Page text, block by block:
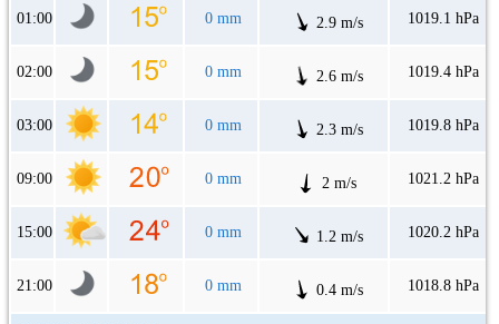
01:00 0 mm 2.9 m/s 1019.1 hPa
02:00 0 mm 2.6 m/s 1019.4 hPa
03:00 0 mm 2.3 m/s 1019.8 hPa
09:00 0 mm 2 m/s 1021.2 hPa
15:00 0 mm 1.2 m/s 1020.2 hPa
21:00 0 mm 0.4 m/s 1018.8 hPa